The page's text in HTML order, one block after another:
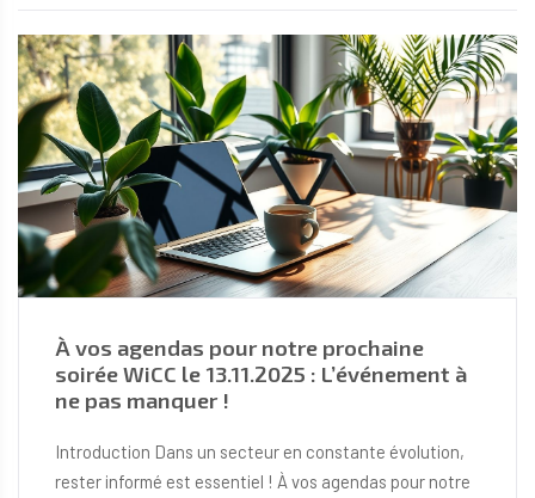
À vos agendas pour notre prochaine
soirée WiCC le 13.11.2025 : L’événement à
ne pas manquer !
Introduction Dans un secteur en constante évolution,
rester informé est essentiel ! À vos agendas pour notre